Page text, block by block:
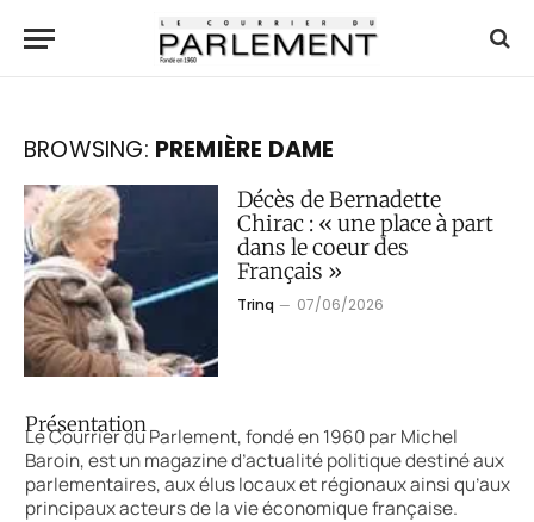
BROWSING: PREMIÈRE DAME
Décès de Bernadette
Chirac : « une place à part
dans le coeur des
Français »
Trinq 07/06/2026
Présentation
Le Courrier du Parlement, fondé en 1960 par Michel
Baroin, est un magazine d’actualité politique destiné aux
parlementaires, aux élus locaux et régionaux ainsi qu’aux
principaux acteurs de la vie économique française.